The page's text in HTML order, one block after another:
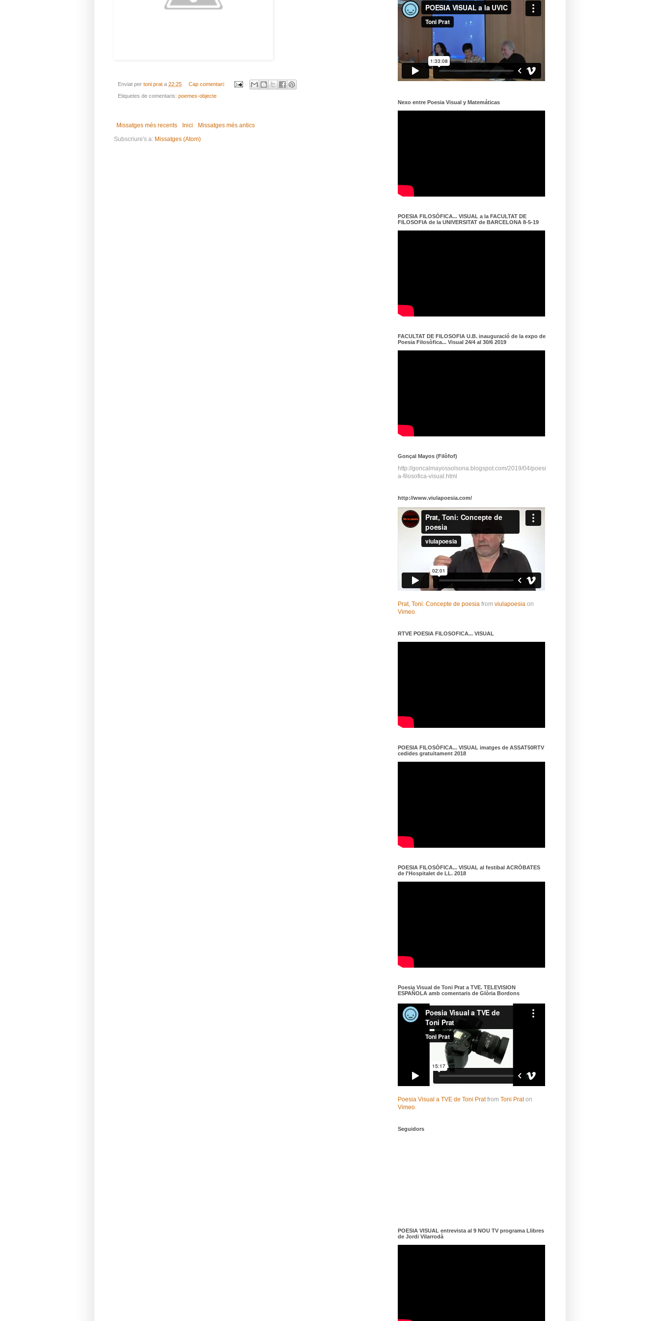
Enviat per toni prat a 22:25 Cap comentari:
Etiquetes de comentaris: poemes-objecte
Missatges més recents Missatges més antics
Inici
Subscriure's a: Missatges (Atom)
Nexo entre Poesia Visual y Matemáticas
POESIA FILOSÒFICA... VISUAL a la FACULTAT DE
FILOSOFIA de la UNIVERSITAT de BARCELONA 8-5-19
FACULTAT DE FILOSOFIA U.B. inauguració de la expo de
Poesia Filosòfica... Visual 24/4 al 30/6 2019
Gonçal Mayos (Filòfof)
http://goncalmayossolsona.blogspot.com/2019/04/poesi
a-filosofica-visual.html
http://www.viulapoesia.com/
Prat, Toni: Concepte de poesia from viulapoesia on
Vimeo.
RTVE POESIA FILOSOFICA... VISUAL
POESIA FILOSÒFICA... VISUAL imatges de ASSAT50RTV
cedides gratuïtament 2018
POESIA FILOSÒFICA... VISUAL al festibal ACRÒBATES
de l'Hospitalet de LL. 2018
Poesia Visual de Toni Prat a TVE. TELEVISION
ESPAÑOLA amb comentaris de Glòria Bordons
Poesia Visual a TVE de Toni Pratfrom Toni Praton
Vimeo.
Seguidors
POESIA VISUAL entrevista al 9 NOU TV programa Llibres
de Jordi Vilarrodà